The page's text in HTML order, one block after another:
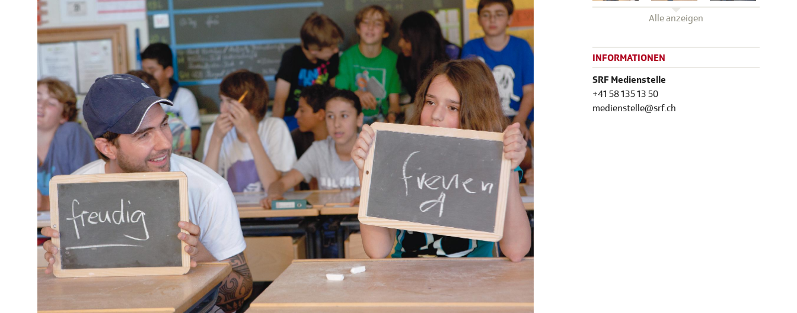
Alle anzeigen
INFORMATIONEN
SRF Medienstelle
+41 58 135 13 50
medienstelle@srf.ch